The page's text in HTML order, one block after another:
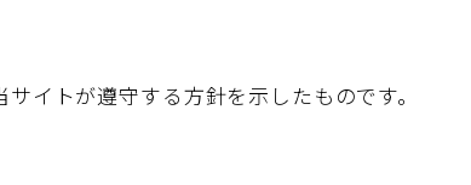
イトが遵守する方針を示したものです。